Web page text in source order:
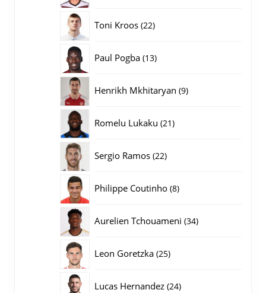
Toni Kroos 2222
Paul Pogba 1313
Henrikh Mkhitaryan 99
Romelu Lukaku 2121
Sergio Ramos 2222
Philippe Coutinho 88
Aurelien Tchouameni 3434
Leon Goretzka 2525
Lucas Hernandez 2424